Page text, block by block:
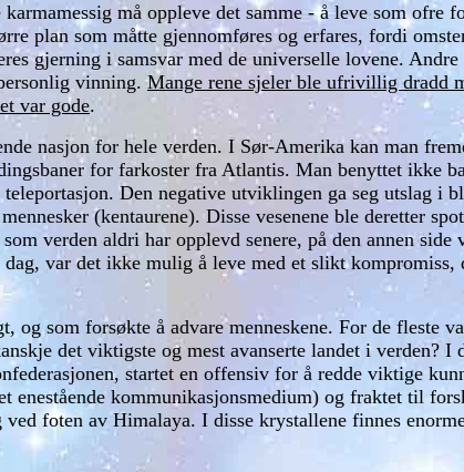
må oppleve det samme - å leve som ofre
plan som måtte gjennomføres og erfares, fordi
gjerning i samsvar med de universelle lovene.
vinning.Mange rene sjeler ble ufrivillig dradd
var gode.
nasjon for hele verden. I Sør-Amerika kan man
for farkoster fra Atlantis. Man benyttet ikke
Den negative utviklingen ga seg utslag i
(kentaurene). Disse vesenene ble deretter
verden aldri har opplevd senere, på den annen side
var det ikke mulig å leve med et slikt kompromiss,
som forsøkte å advare menneskene. For de fleste
det viktigste og mest avanserte landet i verden? I
startet en offensiv for å redde viktige
kommunikasjonsmedium) og fraktet til
foten av Himalaya. I disse krystallene finnes